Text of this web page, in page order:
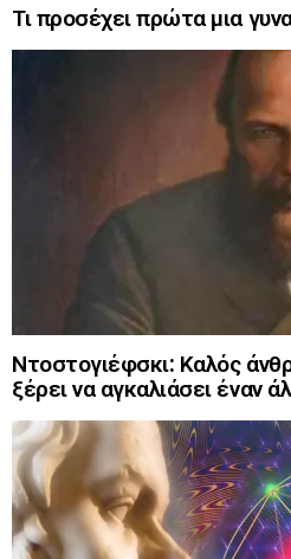
Τι προσέχει πρώτα μια
Ντοστογιέφσκι: Καλός
ξέρει να αγκαλιάσει έναν